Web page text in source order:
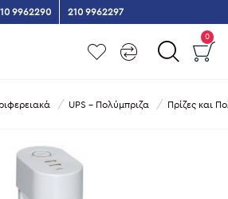
9962290 210 9962297
0
UPS - Πολύμπριζα Πρίζες και